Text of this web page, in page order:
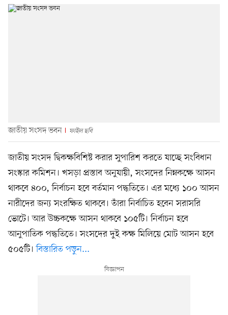
জাতীয় সংসদ ভবন ফাইল ছবি
জাতীয় সংসদ দ্বিকক্ষবিশিষ্ট করার সুপারিশ করতে যাচ্ছে সংবিধান
সংস্কার কমিশন। খসড়া প্রস্তাব অনুযায়ী, সংসদের নিম্নকক্ষে আসন
থাকবে ৪০০, নির্বাচন হবে বর্তমান পদ্ধতিতে। এর মধ্যে ১০০ আসন
নারীদের জন্য সংরক্ষিত থাকবে। তাঁরা নির্বাচিত হবেন সরাসরি
ভোটে। আর উচ্চকক্ষে আসন থাকবে ১০৫টি। নির্বাচন হবে
আনুপাতিক পদ্ধতিতে। সংসদের দুই কক্ষ মিলিয়ে মোট আসন হবে
৫০৫টি।বিস্তারিত পড়ুন...